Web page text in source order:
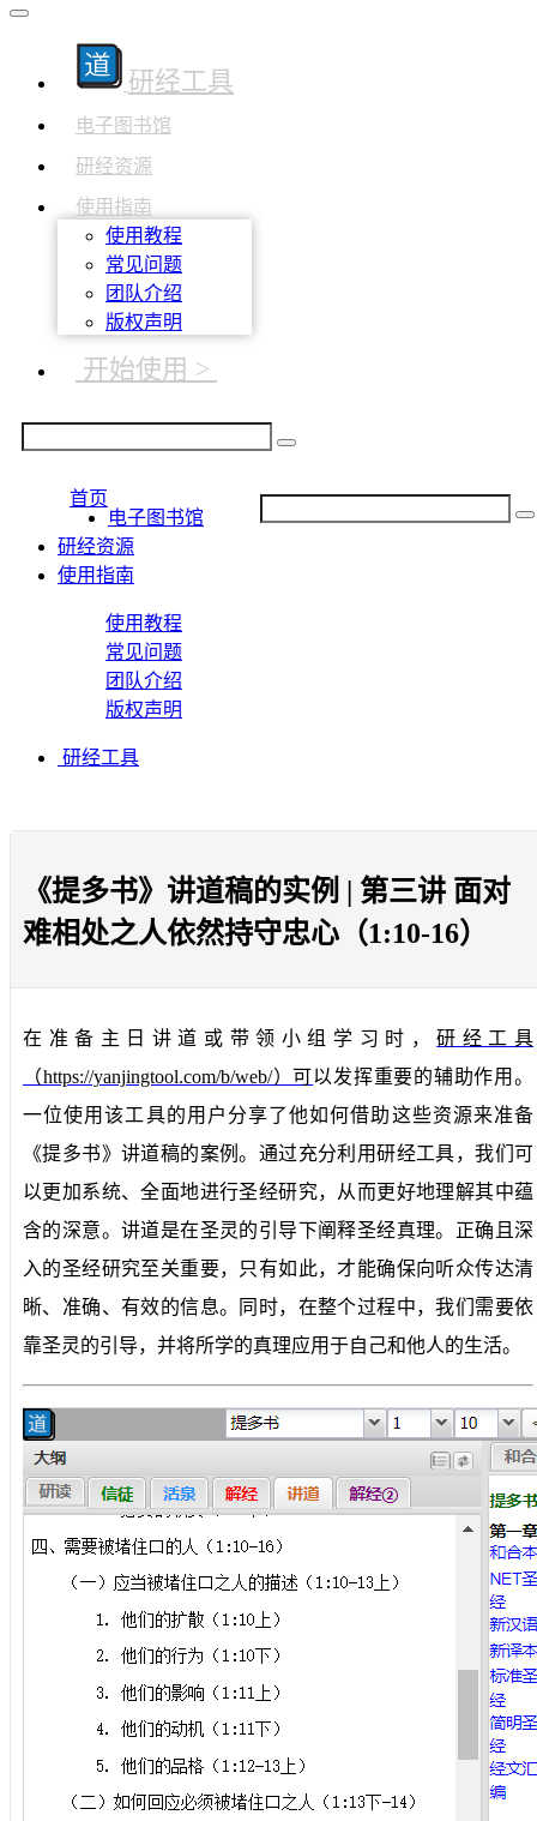
研经工具
电子图书馆
研经资源
使用指南
使用教程
常见问题
团队介绍
版权声明
开始使用 >
首页
电子图书馆
研经资源
使用指南
使用教程
常见问题
团队介绍
版权声明
研经工具
《提多书》讲道稿的实例 | 第三讲 面对
难相处之人依然持守忠心（1:10-16）
在准备主日讲道或带领小组学习时，研经工具
（https://yanjingtool.com/b/web/）可以发挥重要的辅助作用。
一位使用该工具的用户分享了他如何借助这些资源来准备
《提多书》讲道稿的案例。通过充分利用研经工具，我们可
以更加系统、全面地进行圣经研究，从而更好地理解其中蕴
含的深意。讲道是在圣灵的引导下阐释圣经真理。正确且深
入的圣经研究至关重要，只有如此，才能确保向听众传达清
晰、准确、有效的信息。同时，在整个过程中，我们需要依
靠圣灵的引导，并将所学的真理应用于自己和他人的生活。